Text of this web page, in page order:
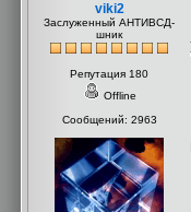
viki2
Заслуженный АНТИВСД-
шник
Репутация 180
Offline
Сообщений: 2963